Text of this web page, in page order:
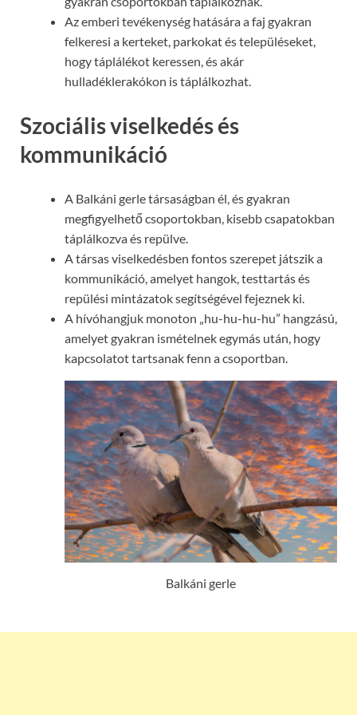
Az emberi tevékenység hatására a faj gyakran
felkeresi a kerteket, parkokat és településeket,
hogy táplálékot keressen, és akár
hulladéklerakókon is táplálkozhat.
Szociális viselkedés és
kommunikáció
A Balkáni gerle társaságban él, és gyakran
megfigyelhető csoportokban, kisebb csapatokban
táplálkozva és repülve.
A társas viselkedésben fontos szerepet játszik a
kommunikáció, amelyet hangok, testtartás és
repülési mintázatok segítségével fejeznek ki.
A hívóhangjuk monoton „hu-hu-hu-hu” hangzású,
amelyet gyakran ismételnek egymás után, hogy
kapcsolatot tartsanak fenn a csoportban.
Balkáni gerle